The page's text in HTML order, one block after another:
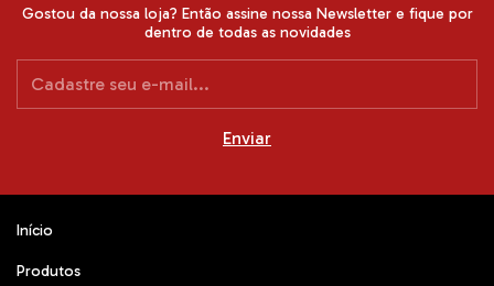
Gostou da nossa loja? Então assine nossa Newsletter e fique por
dentro de todas as novidades
Início
Produtos